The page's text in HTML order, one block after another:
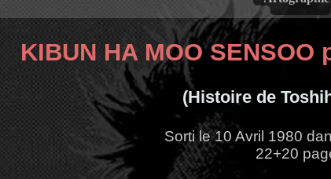
KIBUN HA MOO
(Histoire de
Sorti le 10 Avril 1980
22+20